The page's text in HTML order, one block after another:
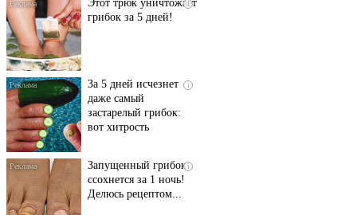
грибок за 5 дней!
даже самый
застарелый грибок:
вот хитрость
ссохнется за 1 ночь!
Делюсь рецептом...